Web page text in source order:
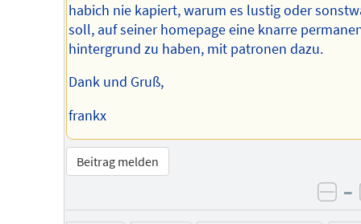
habich nie kapiert, warum es lustig oder
soll, auf seiner homepage eine knarre
hintergrund zu haben, mit patronen dazu.
Dank und Gruß,
frankx
Beitrag melden
–